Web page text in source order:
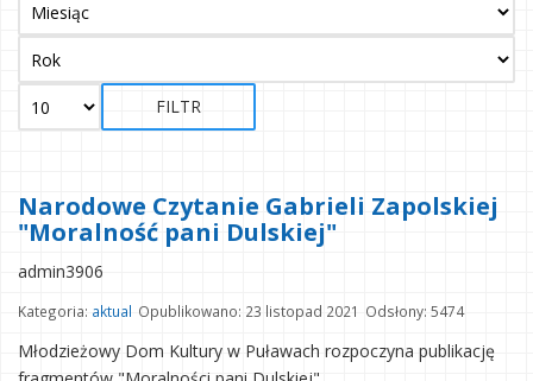
FILTR
Narodowe Czytanie Gabrieli Zapolskiej
"Moralność pani Dulskiej"
admin3906
Kategoria: aktual Opublikowano: 23 listopad 2021 Odsłony: 5474
Młodzieżowy Dom Kultury w Puławach rozpoczyna publikację